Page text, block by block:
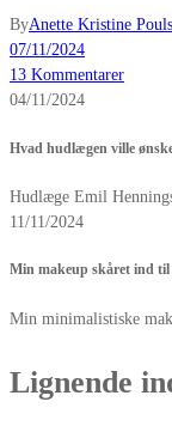
ByAnette Kristine
07/11/2024
13 Kommentarer
04/11/2024
Hvad hudlægen ville
Hudlæge Emil
11/11/2024
Min makeup skåret ind til
Min minimalistiske
Lignende